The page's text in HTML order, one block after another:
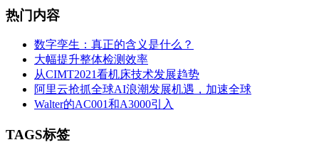
热门内容
数字孪生：真正的含义是什么？
大幅提升整体检测效率
从CIMT2021看机床技术发展趋势
阿里云抢抓全球AI浪潮发展机遇，加速全球
Walter的AC001和A3000引入
TAGS标签